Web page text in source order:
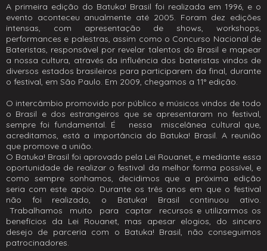
A primeira edição do Batuka! Brasil foi realizada em 1996, e o
evento aconteceu anualmente até 2005. Foram dez edições
intensas, com apresentação de shows, workshops,
performances e palestras, assim como o Concurso Nacional de
Bateristas, responsável por revelar talentos do Brasil e mapear
a nossa cultura, através da influência dos bateristas vindos de
diversos estados brasileiros para participarem da final, durante
o festival, em São Paulo. Em 2009, chegamos a 11° edição.
O intercâmbio promovido por público e músicos vindos de todo
o Brasil e dos estrangeiros que se apresentaram no festival,
sempre foi fundamental. É nessa miscelânea cultural que,
acreditamos, está a importância do Batuka! Brasil. A reunião
que promove a união.
O Batuka! Brasil foi aprovado pela Lei Rouanet, e mediante essa
oportunidade de realizar o festival da melhor forma possível, e
como sempre sonhamos, decidimos que a próxima edição
seria com este apoio. Durante os três anos em que o festival
não foi realizado, o Batuka! Brasil continuou ativo.
Trabalhamos muito para captar recursos e utilizarmos os
benefícios da Lei Rouanet, mas apesar elogios, do sincero
desejo de parceria com o Batuka! Brasil, não conseguimos
patrocinadores.